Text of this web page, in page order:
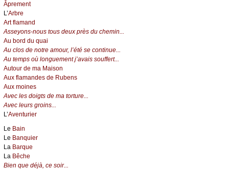
Âprement
L’Arbre
Art flamand
Asseyons-nous tous deux près du chemin...
Au bord du quai
Au clos de notre amour, l’été se continue...
Au temps où longuement j’avais souffert...
Autour de ma Maison
Aux flamandes de Rubens
Aux moines
Avec les doigts de ma torture...
Avec leurs groins...
L’Aventurier
Le Bain
Le Banquier
La Barque
La Bêche
Bien que déjà, ce soir...